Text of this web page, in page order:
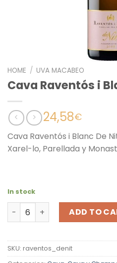
HOME / UVA MACABEO
Cava Raventós i
24,58€
Cava Raventós i Blanc De
Xarel-lo, Parellada y
In stock
Cava Raventós i Blanc De
ADD TO
SKU: raventos_denit